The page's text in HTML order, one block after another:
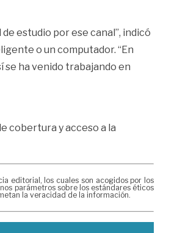
estudio por ese canal”, indicó
o un computador. “En
ha venido trabajando en
cobertura y acceso a la
editorial, los cuales son acogidos por los
parámetros sobre los estándares éticos
la veracidad de la información.